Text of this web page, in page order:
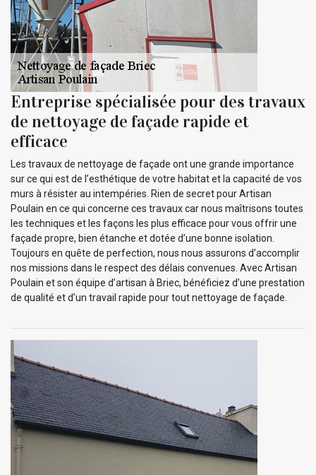
Entreprise spécialisée pour des travaux
de nettoyage de façade rapide et
efficace
Les travaux de nettoyage de façade ont une grande importance
sur ce qui est de l’esthétique de votre habitat et la capacité de vos
murs à résister au intempéries. Rien de secret pour Artisan
Poulain en ce qui concerne ces travaux car nous maîtrisons toutes
les techniques et les façons les plus efficace pour vous offrir une
façade propre, bien étanche et dotée d’une bonne isolation.
Toujours en quête de perfection, nous nous assurons d’accomplir
nos missions dans le respect des délais convenues. Avec Artisan
Poulain et son équipe d’artisan à Briec, bénéficiez d’une prestation
de qualité et d’un travail rapide pour tout nettoyage de façade.